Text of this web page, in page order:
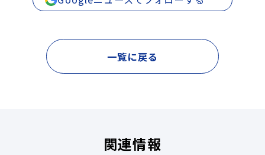
一覧に戻る
関連情報